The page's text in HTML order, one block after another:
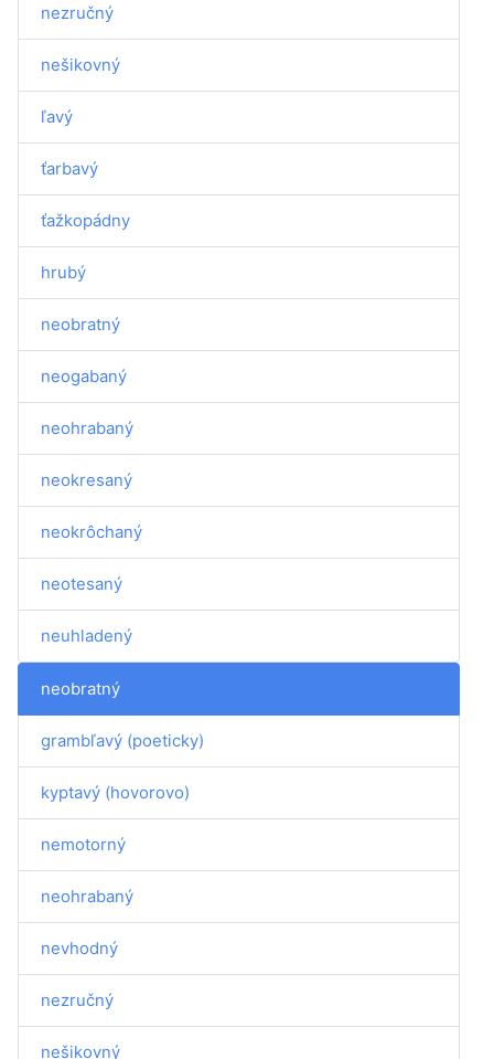
nezručný
nešikovný
ľavý
ťarbavý
ťažkopádny
hrubý
neobratný
neogabaný
neohrabaný
neokresaný
neokrôchaný
neotesaný
neuhladený
neobratný
grambľavý (poeticky)
kyptavý (hovorovo)
nemotorný
neohrabaný
nevhodný
nezručný
nešikovný